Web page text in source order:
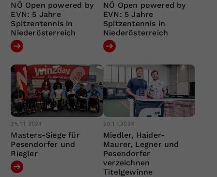
NÖ Open powered by
EVN: 5 Jahre
Spitzentennis in
Niederösterreich
NÖ Open powered by
EVN: 5 Jahre
Spitzentennis in
Niederösterreich
25.11.2024
Masters-Siege für
Pesendorfer und
Riegler
20.11.2024
Miedler, Haider-
Maurer, Legner und
Pesendorfer
verzeichnen
Titelgewinne